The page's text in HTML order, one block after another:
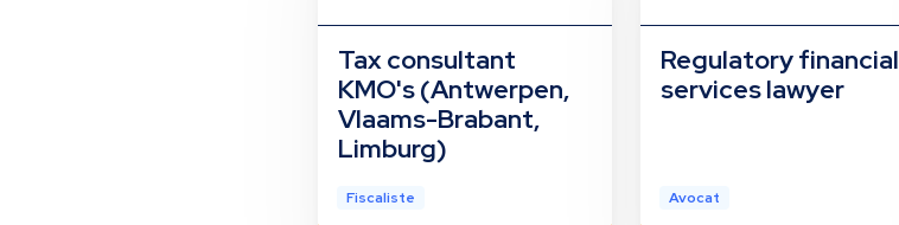
Tax consultant
KMO's (Antwerpen,
Vlaams-Brabant,
Limburg)
Fiscaliste
Regulatory financial
services lawyer
Avocat